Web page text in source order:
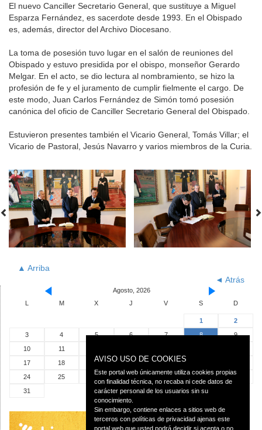
El nuevo Canciller Secretario General, que sustituye a Miguel
Esparza Fernández, es sacerdote desde 1993. En el Obispado
es, además, director del Archivo Diocesano.
La toma de posesión tuvo lugar en el salón de reuniones del
Obispado y estuvo presidida por el obispo, monseñor Gerardo
Melgar. En el acto, se dio lectura al nombramiento, se hizo la
profesión de fe y el juramento de cumplir fielmente el cargo. De
este modo, Juan Carlos Fernández de Simón tomó posesión
canónica del oficio de Canciller Secretario General del Obispado.
Estuvieron presentes también el Vicario General, Tomás Villar; el
Vicario de Pastoral, Jesús Navarro y varios miembros de la Curia.
▲ Arriba
◄ Atrás
Agosto, 2026
M X J V S D
1
2
3
4 5 6 7 8
9
10
11
17
18 19 20 21
24
25
31
AVISO USO DE COOKIES
Este portal web únicamente utiliza cookies propias
con finalidad técnica, no recaba ni cede datos de
carácter personal de los usuarios sin su
conocimiento.
Sin embargo, contiene enlaces a sitios web de
terceros con políticas de privacidad ajenas este
portal web que usted podrá decidir si acepta o no